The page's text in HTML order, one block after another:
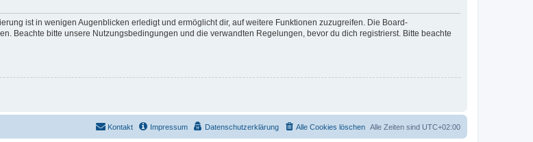
ist in wenigen Augenblicken erledigt und ermöglicht dir, auf weitere Funktionen zuzugreifen. Die Board-
Beachte bitte unsere Nutzungsbedingungen und die verwandten Regelungen, bevor du dich registrierst. Bitte beachte
Alle Zeiten sind UTC+02:00
Alle Cookies löschen
Datenschutzerklärung
Impressum
Kontakt